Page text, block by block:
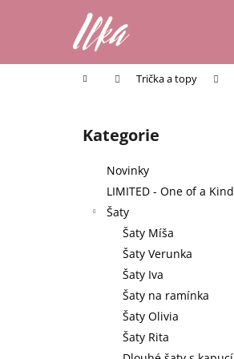
Domů Trička a topy
Přeskočit
kategorie
Kategorie
Novinky
LIMITED - One of a Kind
Šaty
Šaty Míša
Šaty Verunka
Šaty Iva
Šaty na ramínka
Šaty Olivia
Šaty Rita
í
Zpět
do
Zpět
do